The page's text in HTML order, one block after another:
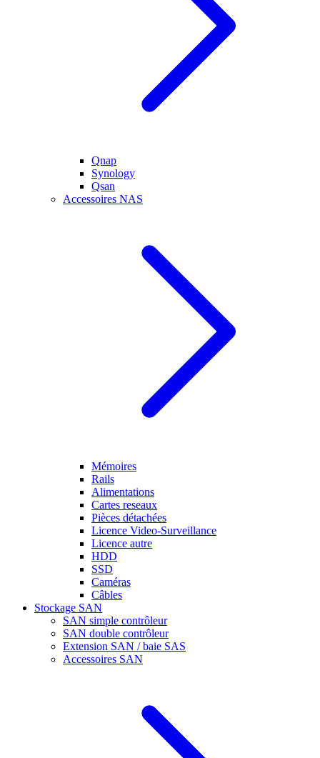
Qnap
Synology
Qsan
Accessoires NAS
Mémoires
Rails
Alimentations
Cartes reseaux
Pièces détachées
Licence Video-Surveillance
Licence autre
HDD
SSD
Caméras
Câbles
Stockage SAN
SAN simple contrôleur
SAN double contrôleur
Extension SAN / baie SAS
Accessoires SAN